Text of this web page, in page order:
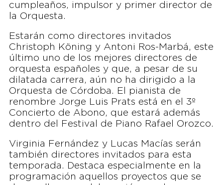
cumpleaños, impulsor y primer director de
la Orquesta.
Estarán como directores invitados
Christoph Köning y Antoni Ros-Marbá, este
último uno de los mejores directores de
orquesta españoles y que, a pesar de su
dilatada carrera, aún no ha dirigido a la
Orquesta de Córdoba. El pianista de
renombre Jorge Luis Prats está en el 3º
Concierto de Abono, que estará además
dentro del Festival de Piano Rafael Orozco.
Virginia Fernández y Lucas Macías serán
también directores invitados para esta
temporada. Destaca especialmente en la
programación aquellos proyectos que se